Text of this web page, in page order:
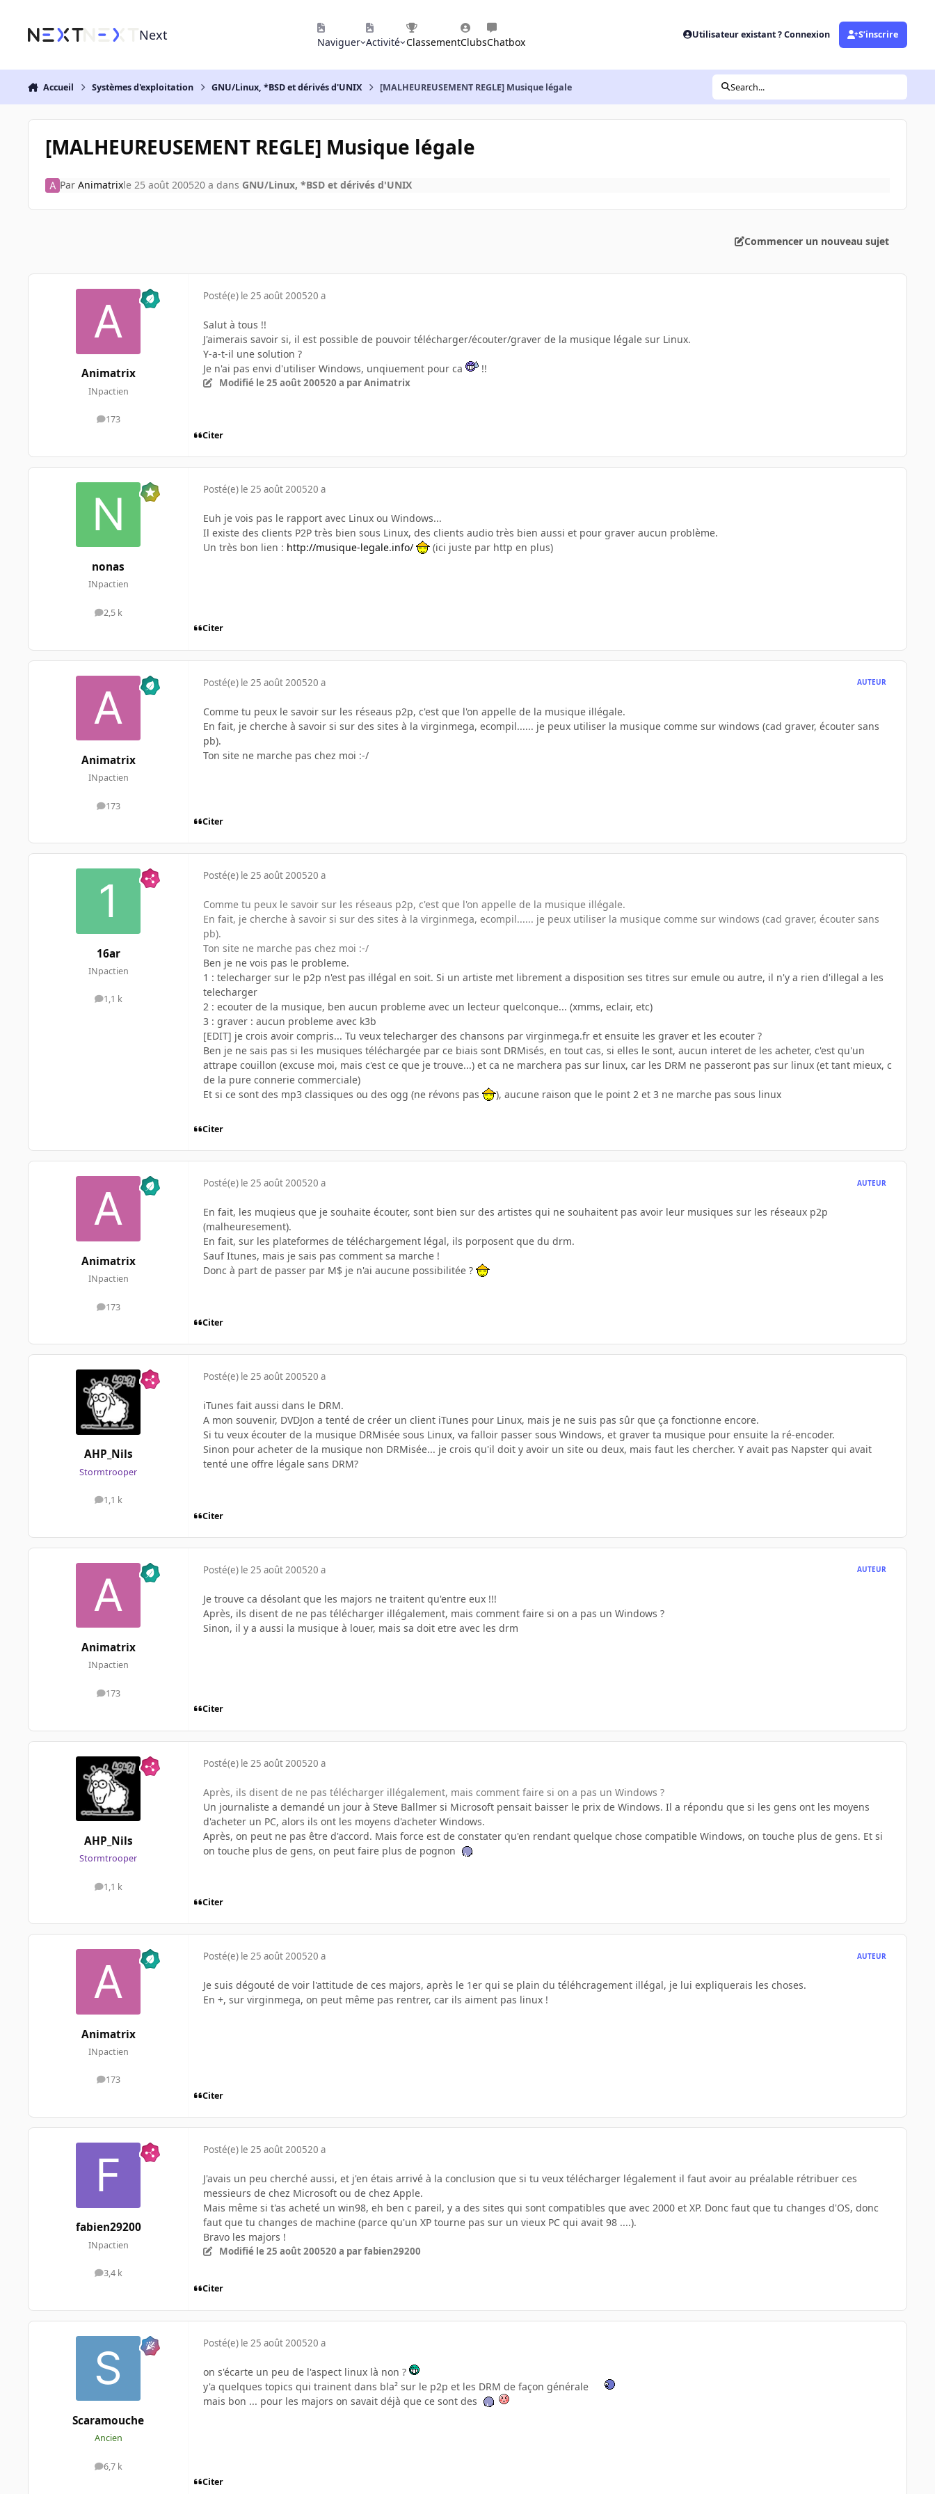
Next Naviguer Activité ClassementClubsChatbox
Utilisateur existant ? Connexion S’inscrire
Accueil Systèmes d'exploitation GNU/Linux, *BSD et dérivés d'UNIX [MALHEUREUSEMENT REGLE] Musique légale Search...
[MALHEUREUSEMENT REGLE] Musique légale
Par Animatrixle 25 août 200520 a dans GNU/Linux, *BSD et dérivés d'UNIX
Commencer un nouveau sujet
Animatrix
INpactien
173
messages
Posté(e) le 25 août 200520 a
Salut à tous !!
J'aimerais savoir si, il est possible de pouvoir télécharger/écouter/graver de la musique légale sur Linux.
Y-a-t-il une solution ?
Je n'ai pas envi d'utiliser Windows, unqiuement pour ca
!!
Modifié le 25 août 200520 a par Animatrix
Citer
nonas
INpactien
2,5 k
messages
Posté(e) le 25 août 200520 a
Euh je vois pas le rapport avec Linux ou Windows...
Il existe des clients P2P très bien sous Linux, des clients audio très bien aussi et pour graver aucun problème.
Un très bon lien : http://musique-legale.info/ (ici juste par http en plus)
Citer
Animatrix
INpactien
173
messages
Posté(e) le 25 août 200520 a AUTEUR
Comme tu peux le savoir sur les réseaus p2p, c'est que l'on appelle de la musique illégale.
En fait, je cherche à savoir si sur des sites à la virginmega, ecompil...... je peux utiliser la musique comme sur windows (cad graver, écouter sans
pb).
Ton site ne marche pas chez moi :-/
Citer
16ar
INpactien
1,1 k
messages
Posté(e) le 25 août 200520 a
Comme tu peux le savoir sur les réseaus p2p, c'est que l'on appelle de la musique illégale.
En fait, je cherche à savoir si sur des sites à la virginmega, ecompil...... je peux utiliser la musique comme sur windows (cad graver, écouter sans
pb).
Ton site ne marche pas chez moi :-/
Ben je ne vois pas le probleme.
1 : telecharger sur le p2p n'est pas illégal en soit. Si un artiste met librement a disposition ses titres sur emule ou autre, il n'y a rien d'illegal a les
telecharger
2 : ecouter de la musique, ben aucun probleme avec un lecteur quelconque... (xmms, eclair, etc)
3 : graver : aucun probleme avec k3b
[EDIT] je crois avoir compris... Tu veux telecharger des chansons par virginmega.fr et ensuite les graver et les ecouter ?
Ben je ne sais pas si les musiques téléchargée par ce biais sont DRMisés, en tout cas, si elles le sont, aucun interet de les acheter, c'est qu'un
attrape couillon (excuse moi, mais c'est ce que je trouve...) et ca ne marchera pas sur linux, car les DRM ne passeront pas sur linux (et tant mieux, c
de la pure connerie commerciale)
Et si ce sont des mp3 classiques ou des ogg (ne révons pas
), aucune raison que le point 2 et 3 ne marche pas sous linux
Citer
Animatrix
INpactien
173
messages
Posté(e) le 25 août 200520 a AUTEUR
En fait, les muqieus que je souhaite écouter, sont bien sur des artistes qui ne souhaitent pas avoir leur musiques sur les réseaux p2p
(malheuresement).
En fait, sur les plateformes de téléchargement légal, ils porposent que du drm.
Sauf Itunes, mais je sais pas comment sa marche !
Donc à part de passer par M$ je n'ai aucune possibilitée ?
Citer
AHP_Nils
Stormtrooper
1,1 k
messages
Posté(e) le 25 août 200520 a
iTunes fait aussi dans le DRM.
A mon souvenir, DVDJon a tenté de créer un client iTunes pour Linux, mais je ne suis pas sûr que ça fonctionne encore.
Si tu veux écouter de la musique DRMisée sous Linux, va falloir passer sous Windows, et graver ta musique pour ensuite la ré-encoder.
Sinon pour acheter de la musique non DRMisée... je crois qu'il doit y avoir un site ou deux, mais faut les chercher. Y avait pas Napster qui avait
tenté une offre légale sans DRM?
Citer
Animatrix
INpactien
173
messages
Posté(e) le 25 août 200520 a AUTEUR
Je trouve ca désolant que les majors ne traitent qu'entre eux !!!
Après, ils disent de ne pas télécharger illégalement, mais comment faire si on a pas un Windows ?
Sinon, il y a aussi la musique à louer, mais sa doit etre avec les drm
Citer
AHP_Nils
Stormtrooper
1,1 k
messages
Posté(e) le 25 août 200520 a
Après, ils disent de ne pas télécharger illégalement, mais comment faire si on a pas un Windows ?
Un journaliste a demandé un jour à Steve Ballmer si Microsoft pensait baisser le prix de Windows. Il a répondu que si les gens ont les moyens
d'acheter un PC, alors ils ont les moyens d'acheter Windows.
Après, on peut ne pas être d'accord. Mais force est de constater qu'en rendant quelque chose compatible Windows, on touche plus de gens. Et si
on touche plus de gens, on peut faire plus de pognon
Citer
Animatrix
INpactien
173
messages
Posté(e) le 25 août 200520 a AUTEUR
Je suis dégouté de voir l'attitude de ces majors, après le 1er qui se plain du téléhcragement illégal, je lui expliquerais les choses.
En +, sur virginmega, on peut même pas rentrer, car ils aiment pas linux !
Citer
fabien29200
INpactien
3,4 k
messages
Posté(e) le 25 août 200520 a
J'avais un peu cherché aussi, et j'en étais arrivé à la conclusion que si tu veux télécharger légalement il faut avoir au préalable rétribuer ces
messieurs de chez Microsoft ou de chez Apple.
Mais même si t'as acheté un win98, eh ben c pareil, y a des sites qui sont compatibles que avec 2000 et XP. Donc faut que tu changes d'OS, donc
faut que tu changes de machine (parce qu'un XP tourne pas sur un vieux PC qui avait 98 ....).
Bravo les majors !
Modifié le 25 août 200520 a par fabien29200
Citer
Scaramouche
Ancien
6,7 k
messages
Posté(e) le 25 août 200520 a
on s'écarte un peu de l'aspect linux là non ?
y'a quelques topics qui trainent dans bla² sur le p2p et les DRM de façon générale
mais bon ... pour les majors on savait déjà que ce sont des
Citer